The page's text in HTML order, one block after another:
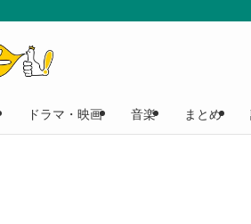
ドラマ・映画 音楽 まとめ